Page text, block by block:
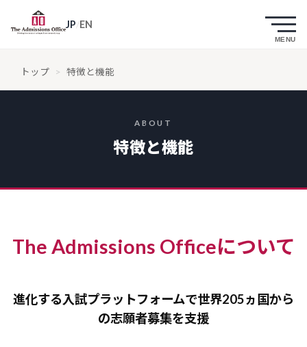
JP/EN
トップ > 特徴と機能
ABOUT
特徴と機能
The Admissions Officeについて
進化する入試プラットフォームで世界205ヵ国から
の志願者募集を支援